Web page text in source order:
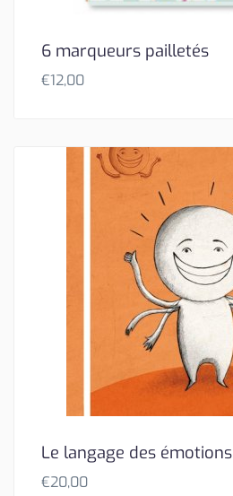
6 marqueurs pailletés
€12,00
Le langage des émotions
€20,00